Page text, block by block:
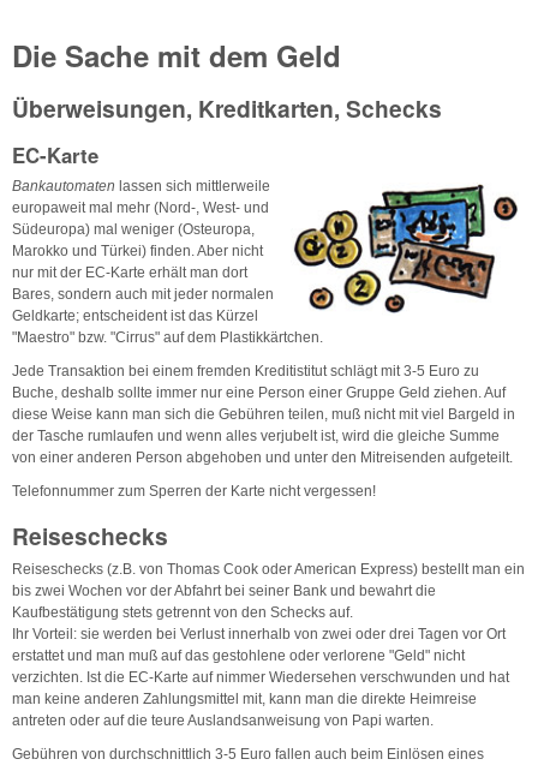
Die Sache mit dem Geld
Überweisungen, Kreditkarten, Schecks
EC-Karte
Bankautomaten lassen sich mittlerweile
europaweit mal mehr (Nord-, West- und
Südeuropa) mal weniger (Osteuropa,
Marokko und Türkei) finden. Aber nicht
nur mit der EC-Karte erhält man dort
Bares, sondern auch mit jeder normalen
Geldkarte; entscheident ist das Kürzel
"Maestro" bzw. "Cirrus" auf dem Plastikkärtchen.
Jede Transaktion bei einem fremden Kreditistitut schlägt mit 3-5 Euro zu
Buche, deshalb sollte immer nur eine Person einer Gruppe Geld ziehen. Auf
diese Weise kann man sich die Gebühren teilen, muß nicht mit viel Bargeld in
der Tasche rumlaufen und wenn alles verjubelt ist, wird die gleiche Summe
von einer anderen Person abgehoben und unter den Mitreisenden aufgeteilt.
Telefonnummer zum Sperren der Karte nicht vergessen!
Reiseschecks
Reiseschecks (z.B. von Thomas Cook oder American Express) bestellt man ein
bis zwei Wochen vor der Abfahrt bei seiner Bank und bewahrt die
Kaufbestätigung stets getrennt von den Schecks auf.
Ihr Vorteil: sie werden bei Verlust innerhalb von zwei oder drei Tagen vor Ort
erstattet und man muß auf das gestohlene oder verlorene "Geld" nicht
verzichten. Ist die EC-Karte auf nimmer Wiedersehen verschwunden und hat
man keine anderen Zahlungsmittel mit, kann man die direkte Heimreise
antreten oder auf die teure Auslandsanweisung von Papi warten.
Gebühren von durchschnittlich 3-5 Euro fallen auch beim Einlösen eines